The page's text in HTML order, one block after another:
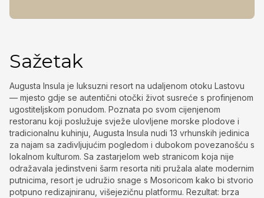
Sažetak
Augusta Insula je luksuzni resort na udaljenom otoku Lastovu
— mjesto gdje se autentični otočki život susreće s profinjenom
ugostiteljskom ponudom. Poznata po svom cijenjenom
restoranu koji poslužuje svježe ulovljene morske plodove i
tradicionalnu kuhinju, Augusta Insula nudi 13 vrhunskih jedinica
za najam sa zadivljujućim pogledom i dubokom povezanošću s
lokalnom kulturom. Sa zastarjelom web stranicom koja nije
odražavala jedinstveni šarm resorta niti pružala alate modernim
putnicima, resort je udružio snage s Mosoricom kako bi stvorio
potpuno redizajniranu, višejezičnu platformu. Rezultat: brza